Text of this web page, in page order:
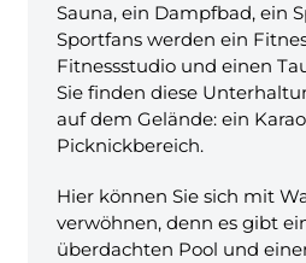
Sauna, ein Dampfbad, ein
Sportfans werden ein
Fitnessstudio und einen
Sie finden diese
auf dem Gelände: ein
Picknickbereich.
Hier können Sie sich mit
verwöhnen, denn es gibt
überdachten Pool und